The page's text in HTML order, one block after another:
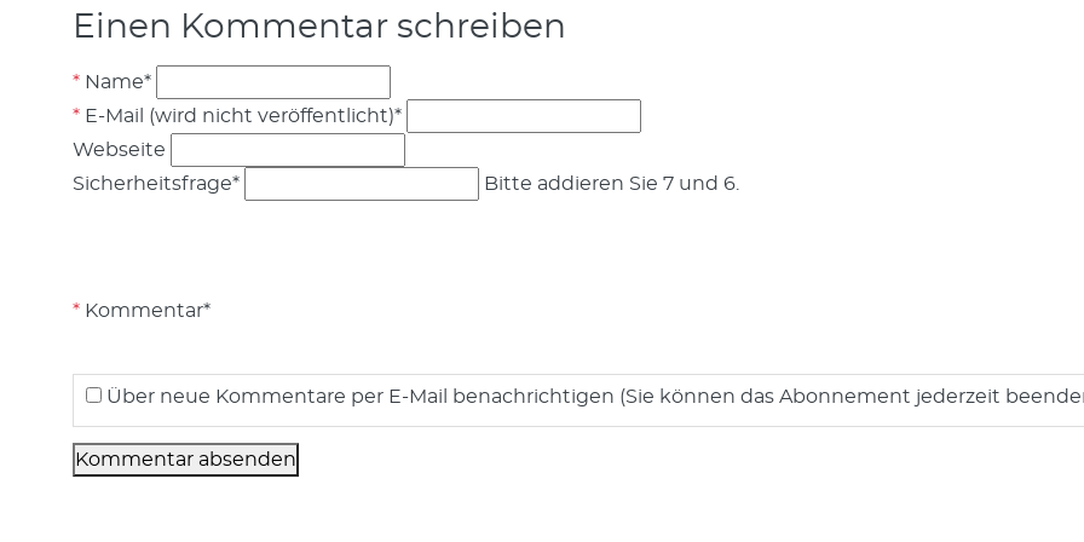
Einen Kommentar schreiben
Name*
E-Mail (wird nicht veröffentlicht)*
Webseite
Sicherheitsfrage* Bitte addieren Sie 7 und 6.
Kommentar*
Über neue Kommentare per E-Mail benachrichtigen (Sie können das Abonnement jederzeit
Kommentar absenden